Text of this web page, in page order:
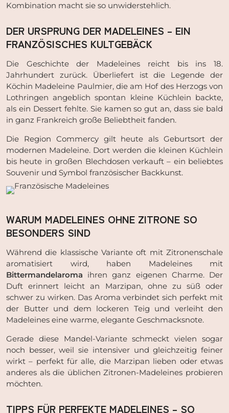
Kombination macht sie so unwiderstehlich.
DER URSPRUNG DER MADELEINES – EIN
FRANZÖSISCHES KULTGEBÄCK
Die Geschichte der Madeleines reicht bis ins 18.
Jahrhundert zurück. Überliefert ist die Legende der
Köchin Madeleine Paulmier, die am Hof des Herzogs von
Lothringen angeblich spontan kleine Küchlein backte,
als ein Dessert fehlte. Sie kamen so gut an, dass sie bald
in ganz Frankreich große Beliebtheit fanden.
Die Region Commercy gilt heute als Geburtsort der
modernen Madeleine. Dort werden die kleinen Küchlein
bis heute in großen Blechdosen verkauft – ein beliebtes
Souvenir und Symbol französischer Backkunst.
WARUM MADELEINES OHNE ZITRONE SO
BESONDERS SIND
Während die klassische Variante oft mit Zitronenschale
aromatisiert wird, haben Madeleines mit
Bittermandelaroma ihren ganz eigenen Charme. Der
Duft erinnert leicht an Marzipan, ohne zu süß oder
schwer zu wirken. Das Aroma verbindet sich perfekt mit
der Butter und dem lockeren Teig und verleiht den
Madeleines eine warme, elegante Geschmacksnote.
Gerade diese Mandel-Variante schmeckt vielen sogar
noch besser, weil sie intensiver und gleichzeitig feiner
wirkt – perfekt für alle, die Marzipan lieben oder etwas
anderes als die üblichen Zitronen-Madeleines probieren
möchten.
TIPPS FÜR PERFEKTE MADELEINES – SO